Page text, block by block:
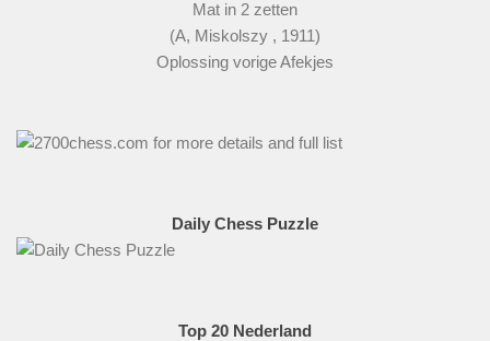
Mat in 2 zetten
(A, Miskolszy , 1911)
Oplossing vorige Afekjes
Daily Chess Puzzle
Top 20 Nederland